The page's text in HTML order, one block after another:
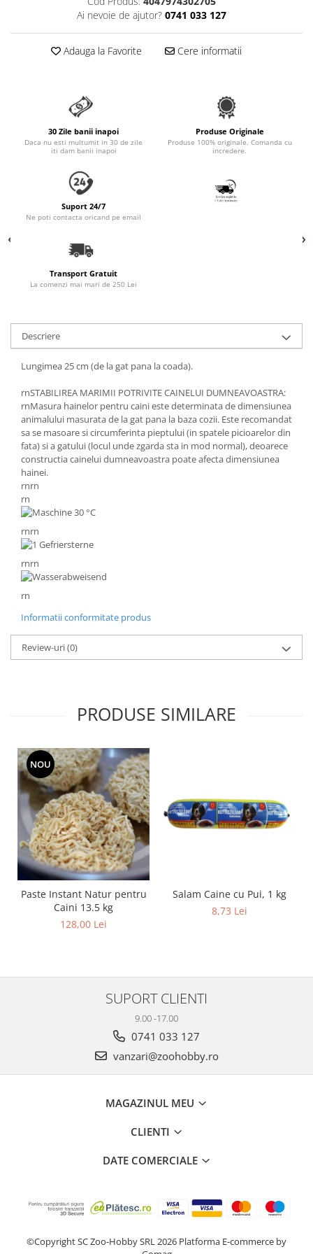
Accesorii Auto & Bicicletă
Accesorii Acasă și Mobilier
Ai nevoie de ajutor? 0741 033 127
Adauga la Favorite Cere informatii
30 Zile banii inapoi
Daca nu esti multumit in 30 de zile
iti dam banii inapoi
Produse Originale
Produse 100% originale. Comanda cu
incredere.
Suport 24/7
Ne poti contacta oricand pe email
Transport Gratuit
La comenzi mai mari de 250 Lei
Descriere
Lungimea 25 cm (de la gat pana la coada).
rnSTABILIREA MARIMII POTRIVITE CAINELUI DUMNEAVOASTRA:
rnMasura hainelor pentru caini este determinata de dimensiunea
animalului masurata de la gat pana la baza cozii. Este recomandat
sa se masoare si circumferinta pieptului (in spatele picioarelor din
fata) si a gatului (locul unde zgarda sta in mod normal), deoarece
constructia cainelui dumneavoastra poate afecta dimensiunea
hainei.
rnrn
rn
rnrn
rnrn
rn
Informatii conformitate produs
Review-uri(0)
PRODUSE SIMILARE
NOU
Paste Instant Natur pentru
Caini 13.5 kg
128,00 Lei
Salam Caine cu Pui, 1 kg
8,73 Lei
SUPORT CLIENTI
9.00 -17.00
0741 033 127
vanzari@zoohobby.ro
MAGAZINUL MEU
CLIENTI
DATE COMERCIALE
©Copyright SC Zoo-Hobby SRL 2026 Platforma E-commerce by